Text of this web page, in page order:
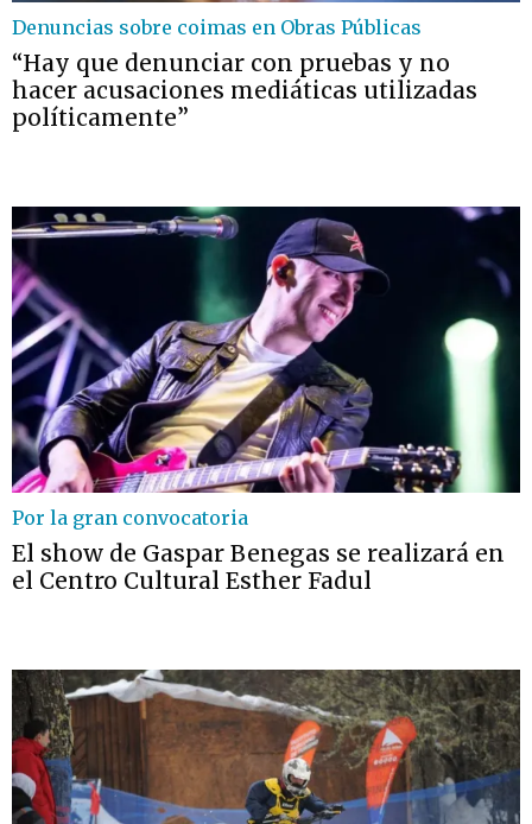
Denuncias sobre coimas en Obras Públicas
“Hay que denunciar con pruebas y no
hacer acusaciones mediáticas utilizadas
políticamente”
Por la gran convocatoria
El show de Gaspar Benegas se realizará en
el Centro Cultural Esther Fadul